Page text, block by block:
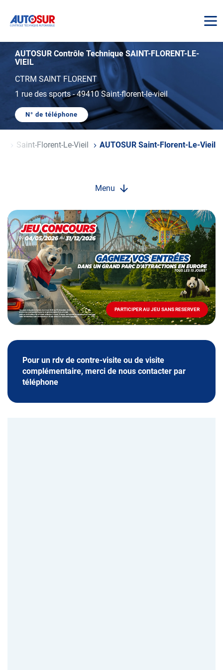
AUTOSUR
AUTOSUR Contrôle Technique SAINT-FLORENT-LE-
VIEIL
CTRM SAINT FLORENT
1 rue des sports-49410 Saint-florent-le-vieil
N° de téléphone
AFFICHER
TÉLÉPHONE
Saint-Florent-Le-Vieil AUTOSUR Saint-Florent-Le-Vieil
Menu
Opération
spéciale
Mai
-
Décembre
2026
Locations
PARTICIPER AU JEU SANS RESERVER
PARTICIPER
AU
JEU
RESERVER
Pour un rdv de contre-visite ou de visite
complémentaire, merci de nous contacter par
téléphone